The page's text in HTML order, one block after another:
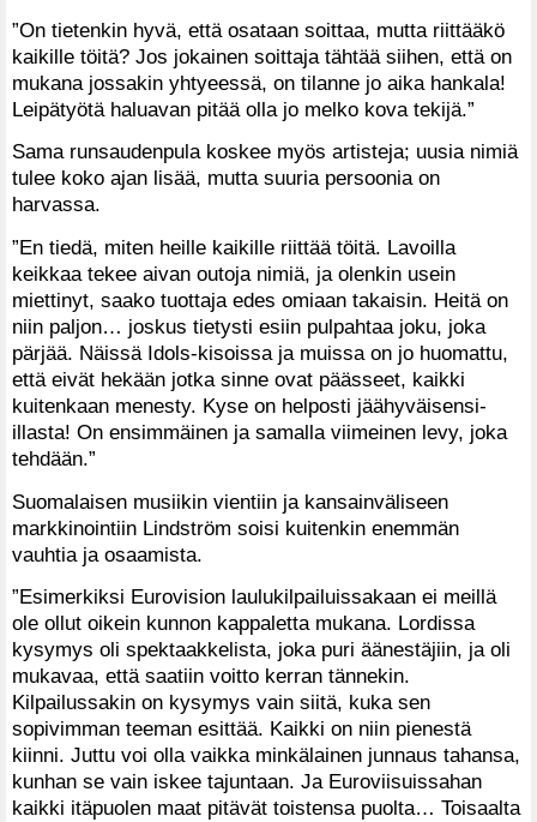
”On tietenkin hyvä, että osataan soittaa, mutta riittääkö
kaikille töitä? Jos jokainen soittaja tähtää siihen, että on
mukana jossakin yhtyeessä, on tilanne jo aika hankala!
Leipätyötä haluavan pitää olla jo melko kova tekijä.”
Sama runsaudenpula koskee myös artisteja; uusia nimiä
tulee koko ajan lisää, mutta suuria persoonia on
harvassa.
”En tiedä, miten heille kaikille riittää töitä. Lavoilla
keikkaa tekee aivan outoja nimiä, ja olenkin usein
miettinyt, saako tuottaja edes omiaan takaisin. Heitä on
niin paljon… joskus tietysti esiin pulpahtaa joku, joka
pärjää. Näissä Idols-kisoissa ja muissa on jo huomattu,
että eivät hekään jotka sinne ovat päässeet, kaikki
kuitenkaan menesty. Kyse on helposti jäähyväisensi-
illasta! On ensimmäinen ja samalla viimeinen levy, joka
tehdään.”
Suomalaisen musiikin vientiin ja kansainväliseen
markkinointiin Lindström soisi kuitenkin enemmän
vauhtia ja osaamista.
”Esimerkiksi Eurovision laulukilpailuissakaan ei meillä
ole ollut oikein kunnon kappaletta mukana. Lordissa
kysymys oli spektaakkelista, joka puri äänestäjiin, ja oli
mukavaa, että saatiin voitto kerran tännekin.
Kilpailussakin on kysymys vain siitä, kuka sen
sopivimman teeman esittää. Kaikki on niin pienestä
kiinni. Juttu voi olla vaikka minkälainen junnaus tahansa,
kunhan se vain iskee tajuntaan. Ja Euroviisuissahan
kaikki itäpuolen maat pitävät toistensa puolta… Toisaalta